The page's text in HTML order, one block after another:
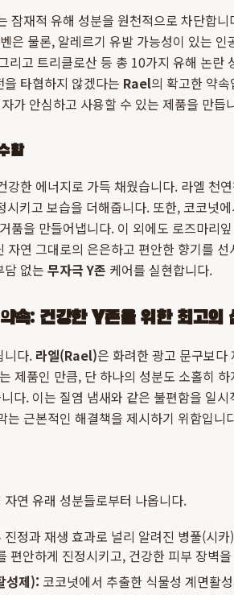
잠재적 유해 성분을 원천적으로 차단합
은 물론, 알레르기 유발 가능성이 있는
리고 트리클로산 등 총 10가지 유해 논란
타협하지 않겠다는 Rael의 확고한 약
가 안심하고 사용할 수 있는 제품을 만듭
함
한 에너지로 가득 채웠습니다. 라엘 천
키고 보습을 더해줍니다. 또한, 코코넛
품을 만들어냅니다. 이 외에도 로즈마리
연 그대로의 은은하고 편안한 향기를
담 없는 무자극 Y존 케어를 실현합니다.
속: 건강한 Y존을 위한 최고의
니다. 라엘(Rael)은 화려한 광고 문구보다
제품인 만큼, 단 하나의 성분도 소홀히
다. 이는 질염 냄새와 같은 불편함을 일
는 근본적인 해결책을 제시하기 위함입니
연 유래 성분들로부터 나옵니다.
진정과 재생 효과로 널리 알려진 병풀(시
편안하게 진정시키고, 건강한 피부 장벽
성제): 코코넛에서 추출한 식물성 계면활